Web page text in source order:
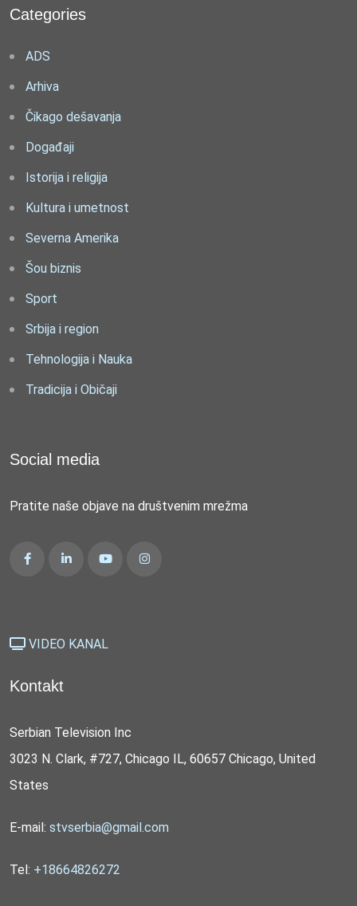
Categories
ADS
Arhiva
Čikago dešavanja
Događaji
Istorija i religija
Kultura i umetnost
Severna Amerika
Šou biznis
Sport
Srbija i region
Tehnologija i Nauka
Tradicija i Običaji
Social media
Pratite naše objave na društvenim mrežma
VIDEO KANAL
Kontakt
Serbian Television Inc
3023 N. Clark, #727, Chicago IL, 60657 Chicago, United
States
E-mail: stvserbia@gmail.com
Tel: +18664826272